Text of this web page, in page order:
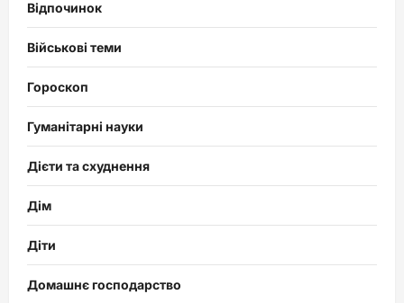
Відпочинок
Військові теми
Гороскоп
Гуманітарні науки
Дієти та схуднення
Дім
Діти
Домашнє господарство